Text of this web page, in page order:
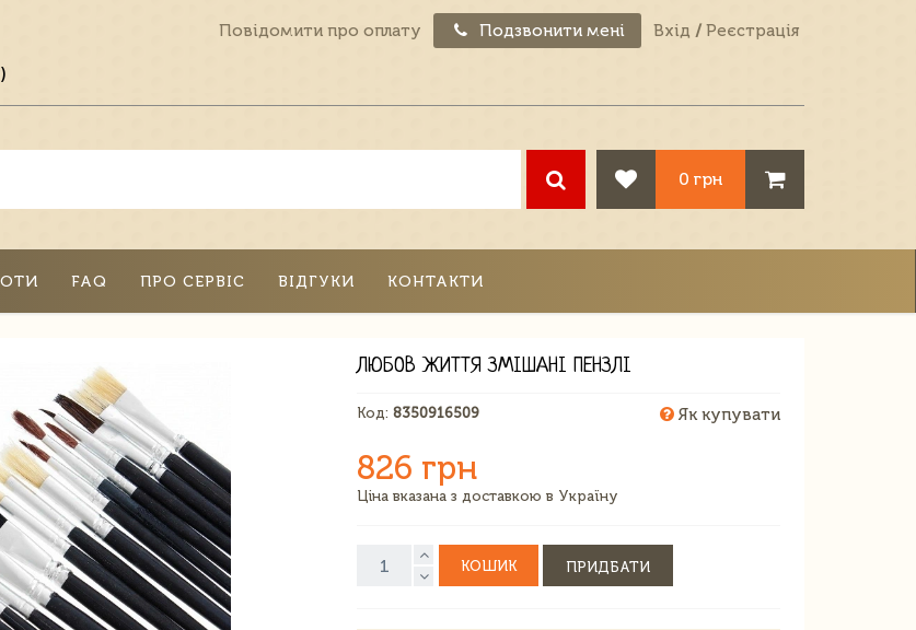
Повідомити про оплату Подзвонити мені Вхід / Реєстрація
0 грн
FAQ ПРО СЕРВІС ВІДГУКИ КОНТАКТИ
ЛЮБОВ ЖИТТЯ ЗМІШАНІ ПЕНЗЛІ
Код:8350916509 Як купувати
826 грн
Ціна вказана з доставкою в Україну
КОШИК ПРИДБАТИ